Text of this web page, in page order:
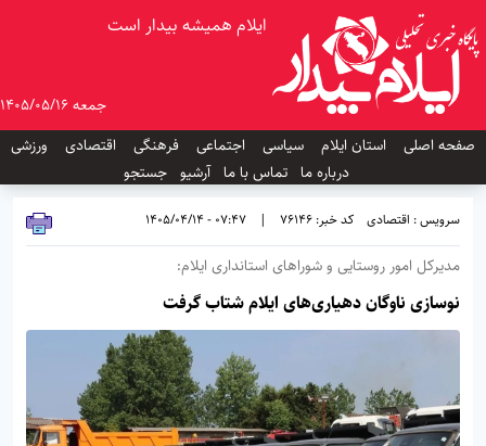
ایلام همیشه بیدار است
جمعه 1405/05/16
صفحه اصلی
استان ایلام سیاسی اجتماعی فرهنگی اقتصادی
ورزشی
درباره ما تماس با ما آرشیو جستجو
سرویس : اقتصادی کد خبر: 76146 |
07:47 - 1405/04/14
مدیرکل امور روستایی و شوراهای استانداری ایلام:
نوسازی ناوگان دهیاری‌های ایلام شتاب گرفت